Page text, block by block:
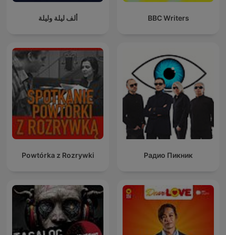
ألف ليلة وليلة BBC Writers
Powtórka z Rozrywki Радио Пикник